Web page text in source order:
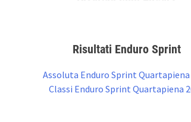
Risultati Enduro Sprint
Assoluta Enduro Sprint Quartapiena
Classi Enduro Sprint Quartapiena